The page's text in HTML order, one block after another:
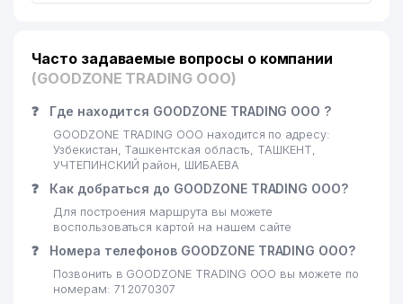
Часто задаваемые вопросы о компании
(GOODZONE TRADING ООО)
❓ Где находится GOODZONE TRADING ООО ?
GOODZONE TRADING ООО находится по адресу:
Узбекистан, Ташкентская область, ТАШКЕНТ,
УЧТЕПИНСКИЙ район, ШИБАЕВА
❓ Как добраться до GOODZONE TRADING ООО?
Для построения маршрута вы можете
воспользоваться картой на нашем сайте
❓ Номера телефонов GOODZONE TRADING ООО?
Позвонить в GOODZONE TRADING ООО вы можете по
номерам: 71 2070307